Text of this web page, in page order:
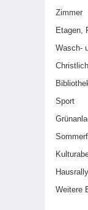
Zimmer
Etagen,
Wasch-
Sport
Weitere